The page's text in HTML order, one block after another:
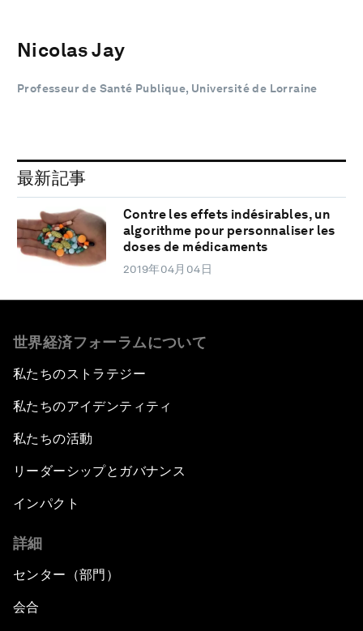
Nicolas Jay
Professeur de Santé Publique, Université de Lorraine
最新記事
Contre les effets indésirables, un
algorithme pour personnaliser les
doses de médicaments
2019年04月04日
世界経済フォーラムについて
私たちのストラテジー
私たちのアイデンティティ
私たちの活動
リーダーシップとガバナンス
インパクト
詳細
センター（部門）
会合